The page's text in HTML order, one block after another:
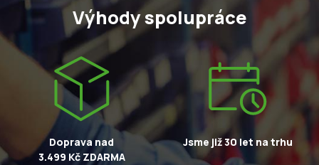
Výhody spolupráce
Doprava nad
3.499 Kč ZDARMA
Jsme již 30 let na trhu